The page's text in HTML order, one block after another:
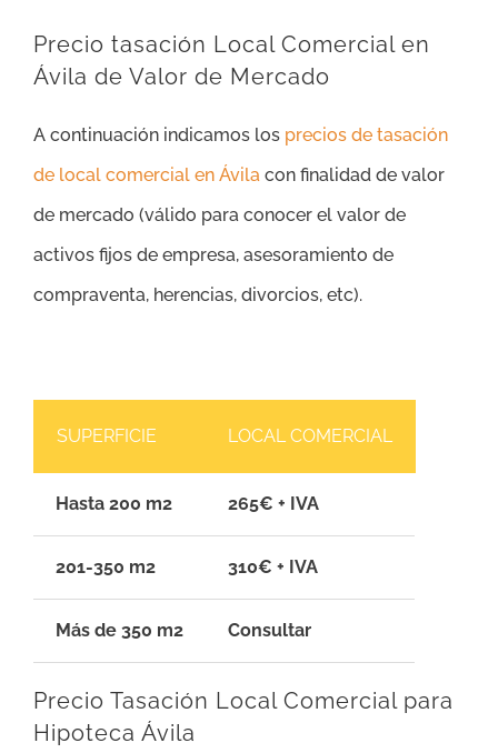
Precio tasación Local Comercial en
Ávila de Valor de Mercado
A continuación indicamos los precios de tasación
de local comercial en Ávila con finalidad de valor
de mercado (válido para conocer el valor de
activos fijos de empresa, asesoramiento de
compraventa, herencias, divorcios, etc).
SUPERFICIE LOCAL COMERCIAL
Hasta 200 m2 265€ + IVA
201-350 m2 310€ + IVA
Más de 350 m2 Consultar
Precio Tasación Local Comercial para
Hipoteca Ávila